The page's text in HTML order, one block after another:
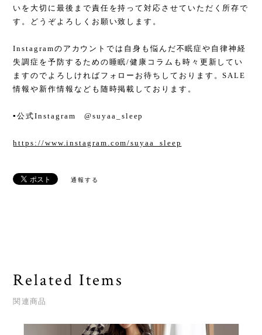
いを大切に最後まで責任を持って対応させていただく所存で
す。どうぞよろしくお願い致します。
Instagramのアカウントでは自身も悩んだ不眠症や自律神経
失調症を予防するための睡眠/健康コラムも時々更新してい
ますのでよろしければフォローお待ちしております。SALE
情報や新作情報なども随時掲載しております。
▪︎公式Instagram @suyaa_sleep
https://www.instagram.com/suyaa_sleep
通報する
Related Items
関連商品